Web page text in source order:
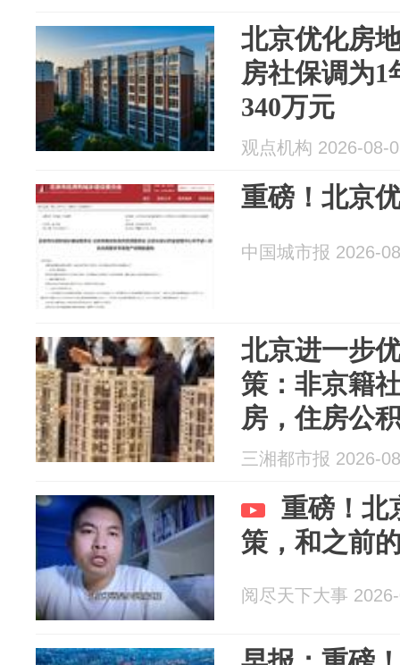
北京优化房
房社保调为1
340万元
观点机构 2026-08-
重磅！北京
中国城市报 2026-
北京进一步
策：非京籍
房，住房公
三湘都市报 2026-
重磅！北
策，和之前
阅尽天下大事